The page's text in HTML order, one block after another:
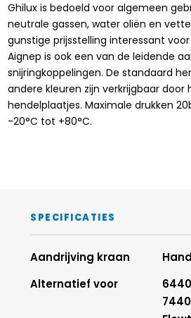
Ghilux is bedoeld voor algemeen
neutrale gassen, water oliën en
gunstige prijsstelling interessant
Aignep is ook een van de leidende
snijringkoppelingen. De standaard
andere kleuren zijn verkrijgbaar door
hendelplaatjes. Maximale drukken
-20°C tot +80°C.
SPECIFICATIES
Aandrijving kraan
Alternatief voor